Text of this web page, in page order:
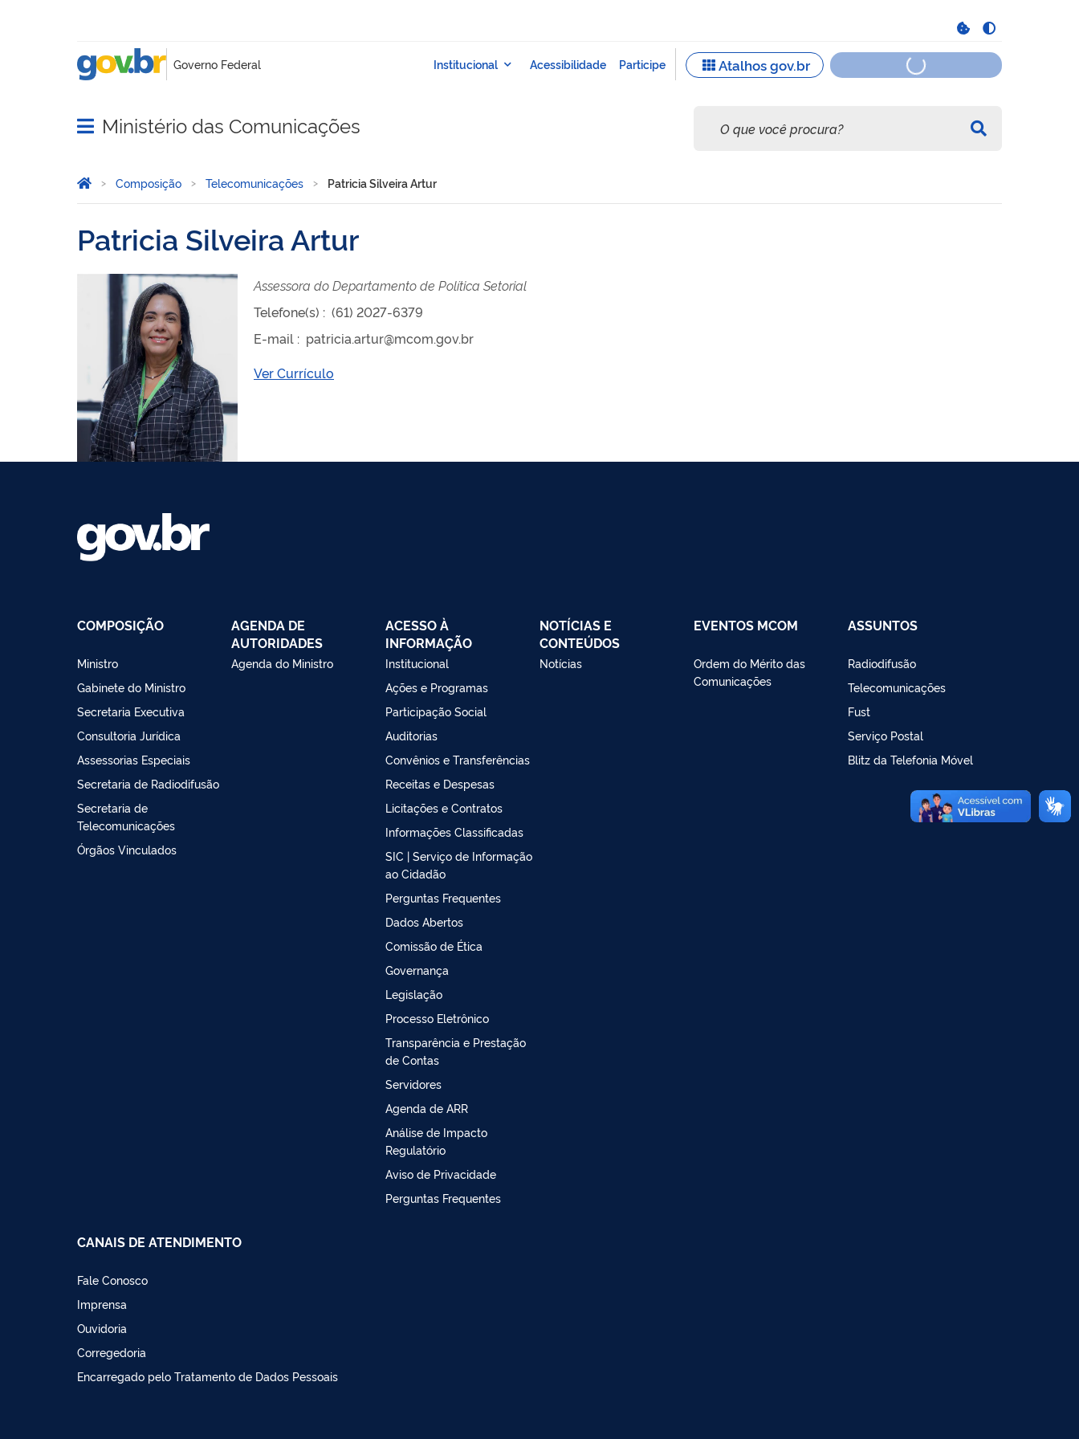
Abrir menu principal de navegação
Ministério das Comunicações
Você está aqui:
Página Inicial
Composição Telecomunicações Patricia Silveira Artur
Patricia Silveira Artur
Assessora do Departamento de Política Setorial
Telefone(s) : (61) 2027-6379
E-mail : patricia.artur@mcom.gov.br
Ver Currículo
COMPOSIÇÃO
Ministro
Gabinete do Ministro
Secretaria Executiva
Consultoria Jurídica
Assessorias Especiais
Secretaria de Radiodifusão
Secretaria de
Telecomunicações
Órgãos Vinculados
AGENDA DE
AUTORIDADES
Agenda do Ministro
ACESSO À
INFORMAÇÃO
Institucional
Ações e Programas
Participação Social
Auditorias
Convênios e Transferências
Receitas e Despesas
Licitações e Contratos
Informações Classificadas
SIC | Serviço de Informação
ao Cidadão
Perguntas Frequentes
Dados Abertos
Comissão de Ética
Governança
Legislação
Processo Eletrônico
Transparência e Prestação
de Contas
Servidores
Agenda de ARR
Análise de Impacto
Regulatório
Aviso de Privacidade
Perguntas Frequentes
NOTÍCIAS E
CONTEÚDOS
Notícias
EVENTOS MCOM
Ordem do Mérito das
Comunicações
ASSUNTOS
Radiodifusão
Telecomunicações
Fust
Serviço Postal
Blitz da Telefonia Móvel
CANAIS DE ATENDIMENTO
Fale Conosco
Imprensa
Ouvidoria
Corregedoria
Encarregado pelo Tratamento de Dados Pessoais